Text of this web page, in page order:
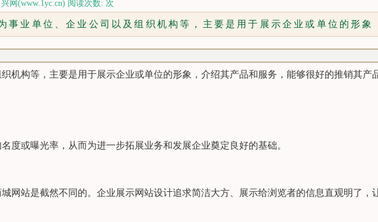
网(www.1yc.cn) 阅读次数: 次
业单位、企业公司以及组织机构等，主要是用于展示企业或单位的形象
机构等，主要是用于展示企业或单位的形象，介绍其产品和服务，能够很好的推销其产
或曝光率，从而为进一步拓展业务和发展企业奠定良好的基础。
网站是截然不同的。企业展示网站设计追求简洁大方、展示给浏览者的信息直观明了，